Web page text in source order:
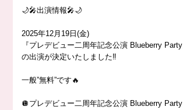
🌙🎤出演情報🎤🌙
2025年12月19日(金)
『プレデビュー二周年記念公演 Blueberry
の出演が決定いたしました‼️
一般”無料”です🔥
🪩プレデビュー二周年記念公演 Blueberry Party